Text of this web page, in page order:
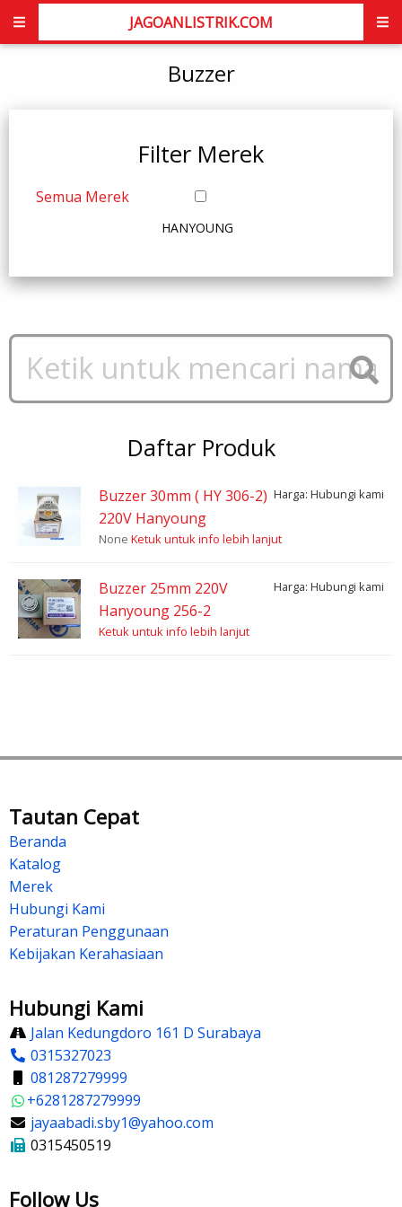
JAGOANLISTRIK.COM
Buzzer
Filter Merek
Semua Merek
HANYOUNG
Daftar Produk
Buzzer 30mm ( HY 306-2)
220V Hanyoung
Harga: Hubungi kami
None Ketuk untuk info lebih lanjut
Buzzer 25mm 220V
Hanyoung 256-2
Harga: Hubungi kami
Ketuk untuk info lebih lanjut
Tautan Cepat
Beranda
Katalog
Merek
Hubungi Kami
Peraturan Penggunaan
Kebijakan Kerahasiaan
Hubungi Kami
Jalan Kedungdoro 161 D Surabaya
0315327023
081287279999
+6281287279999
jayaabadi.sby1@yahoo.com
0315450519
Follow Us